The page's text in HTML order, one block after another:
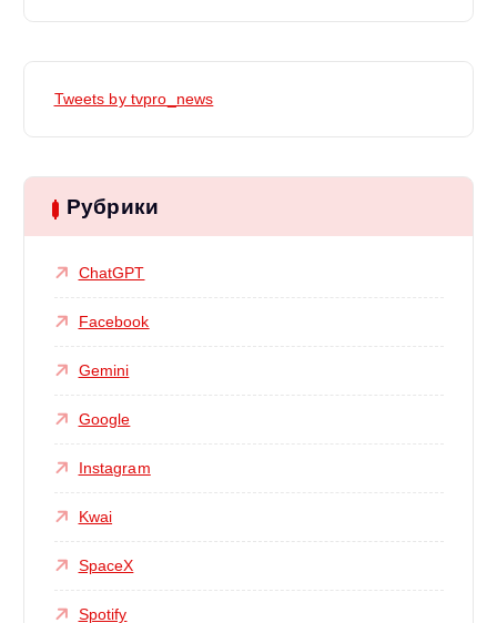
Tweets by tvpro_news
Рубрики
ChatGPT
Facebook
Gemini
Google
Instagram
Kwai
SpaceX
Spotify